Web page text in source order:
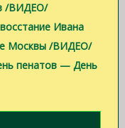
/ВИДЕО/
Ивана
Москвы /ВИДЕО/
пенатов — День